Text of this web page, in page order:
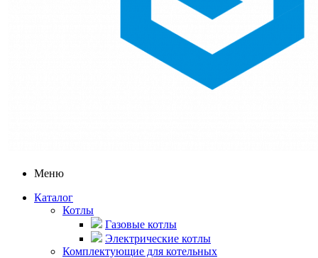
Меню
Каталог
Котлы
Газовые котлы
Электрические котлы
Комплектующие для котельных